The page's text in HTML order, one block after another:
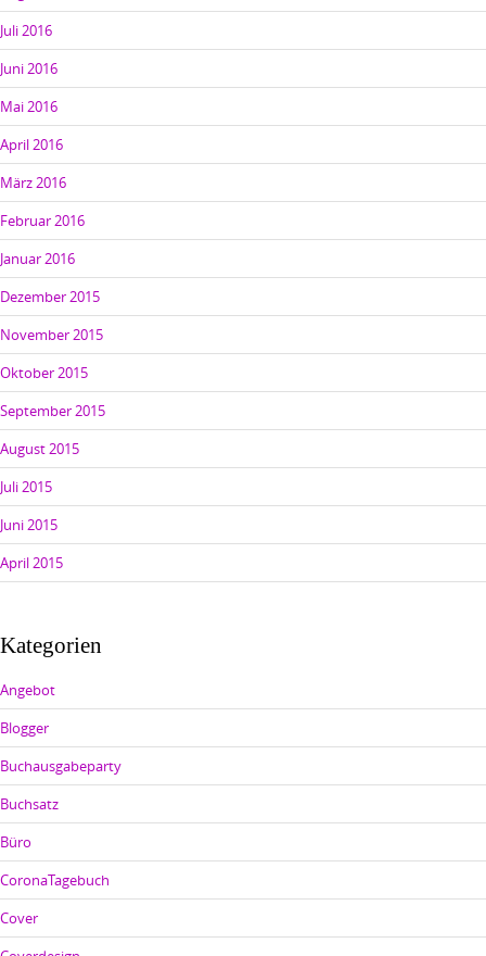
Juli 2016
Juni 2016
Mai 2016
April 2016
März 2016
Februar 2016
Januar 2016
Dezember 2015
November 2015
Oktober 2015
September 2015
August 2015
Juli 2015
Juni 2015
April 2015
Kategorien
Angebot
Blogger
Buchausgabeparty
Buchsatz
Büro
CoronaTagebuch
Cover